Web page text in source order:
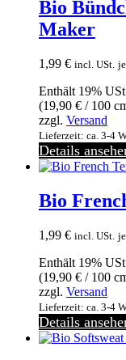
Bio
Maker
1,99 € incl. USt.
Enthält 19% USt
(19,90 € / 100
zzgl. Versand
Lieferzeit: ca. 3-4
Details
Bio
1,99 € incl. USt.
Enthält 19% USt
(19,90 € / 100
zzgl. Versand
Lieferzeit: ca. 3-4
Details